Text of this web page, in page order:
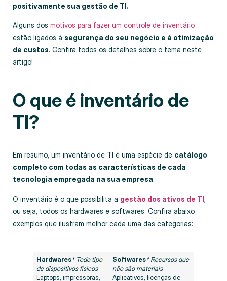
positivamente sua gestão de TI.
Alguns dos motivos para fazer um controle de inventário
estão ligados à segurança do seu negócio e à otimização
de custos. Confira todos os detalhes sobre o tema neste
artigo!
O que é inventário de
TI?
Em resumo, um inventário de TI é uma espécie de catálogo
completo com todas as características de cada
tecnologia empregada na sua empresa.
O inventário é o que possibilita a gestão dos ativos de TI,
ou seja, todos os hardwares e softwares. Confira abaixo
exemplos que ilustram melhor cada uma das categorias:
Hardwares* Todo tipo
de dispositivos físicos
Laptops, impressoras,
Softwares* Recursos que
não são materiais
Aplicativos, licenças de